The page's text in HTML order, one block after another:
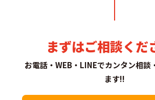
まずはご相談くだ
お電話・WEB・LINEでカンタン相談
ます!!